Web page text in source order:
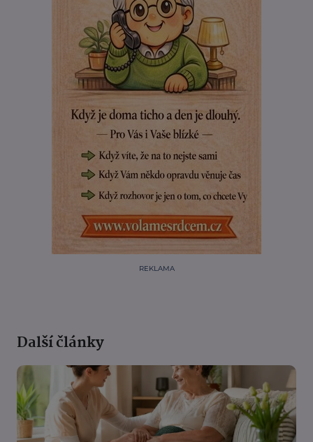
REKLAMA
Další články